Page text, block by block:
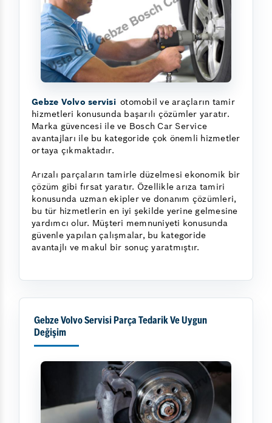
Gebze Volvo servisi otomobil ve araçların tamir
hizmetleri konusunda başarılı çözümler yaratır.
Marka güvencesi ile ve Bosch Car Service
avantajları ile bu kategoride çok önemli hizmetler
ortaya çıkmaktadır.
Arızalı parçaların tamirle düzelmesi ekonomik bir
çözüm gibi fırsat yaratır. Özellikle arıza tamiri
konusunda uzman ekipler ve donanım çözümleri,
bu tür hizmetlerin en iyi şekilde yerine gelmesine
yardımcı olur. Müşteri memnuniyeti konusunda
güvenle yapılan çalışmalar, bu kategoride
avantajlı ve makul bir sonuç yaratmıştır.
Gebze Volvo Servisi Parça Tedarik Ve Uygun
Değişim